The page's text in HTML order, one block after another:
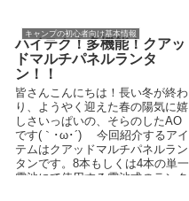
キャンプの初心者向け基本情報
ハイテク！多機能！クアッ
ドマルチパネルランタ
ン！！
皆さんこんにちは！長い冬が終わ
り、ようやく迎えた春の陽気に嬉
しさいっぱいの、そらのしたAO
です(｀･ω･´)ゞ 今回紹介するアイ
テムはクアッドマルチパネルラン
タンです。8本もしくは4本の単一
電池にて使用する電池式のランタ